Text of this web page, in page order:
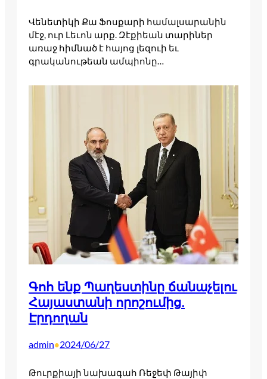
Վենետիկի Քա Ֆոսքարի համալսարանին
մէջ, ուր Լեւոն արք. Զէքիեան տարիներ
առաջ հիմնած է հայոց լեզուի եւ
գրականութեան ամպիոնը…
Գոհ ենք Պաղեստինը ճանաչելու
Հայաստանի որոշումից.
Էրդողան
admin•2024/06/27
Թուրքիայի նախագահ Ռեջեփ Թայիփ